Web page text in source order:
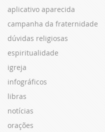
aplicativo aparecida
campanha da fraternidade
dúvidas religiosas
espiritualidade
igreja
infográficos
libras
notícias
orações